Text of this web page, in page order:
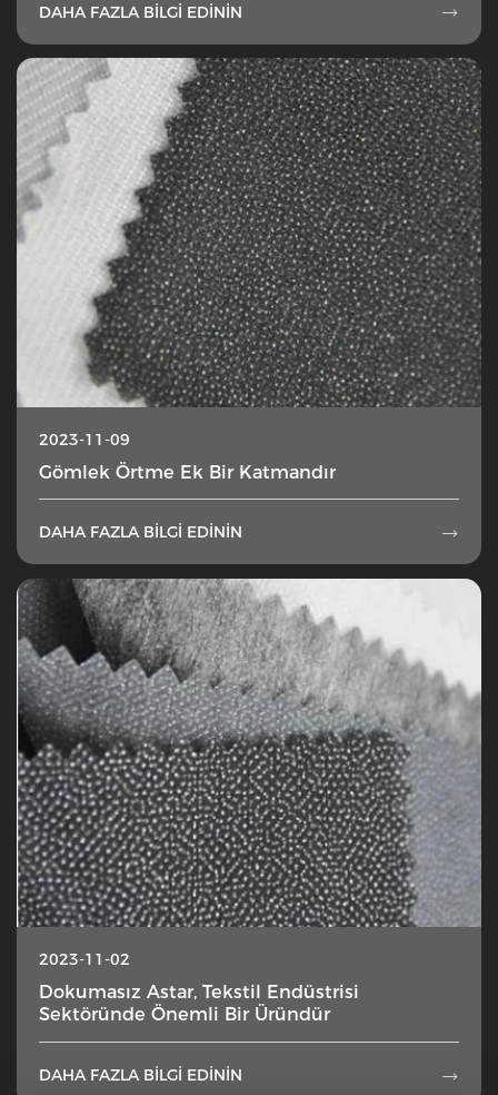
DAHA FAZLA BILGI EDININ 
2023-11-09
Gömlek Örtme Ek Bir Katmandır
DAHA FAZLA BILGI EDININ 
2023-11-02
Dokumasız Astar, Tekstil Endüstrisi
Sektöründe Önemli Bir Üründür
DAHA FAZLA BILGI EDININ 